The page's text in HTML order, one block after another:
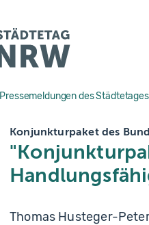
Pressemeldungen des Städtetages
Konjunkturpaket des
Thomas Husteger-